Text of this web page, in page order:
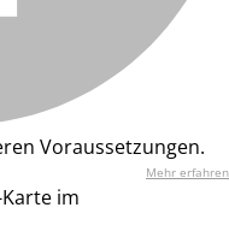
Voraussetzungen.
Mehr erfahren
im